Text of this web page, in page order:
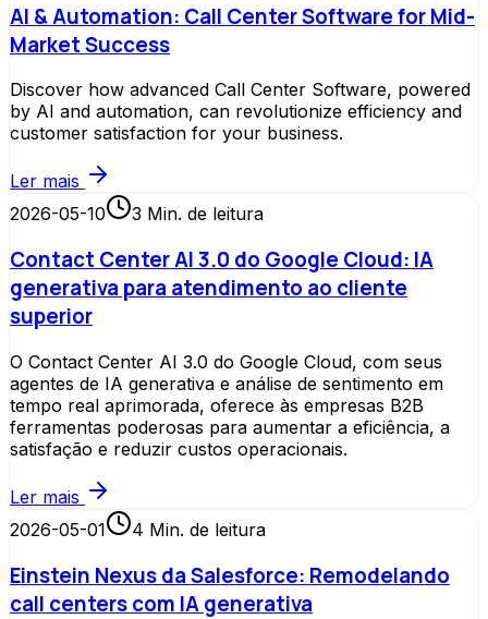
AI & Automation: Call Center Software for Mid-
Market Success
Discover how advanced Call Center Software, powered
by AI and automation, can revolutionize efficiency and
customer satisfaction for your business.
Ler mais
2026-05-10
3 Min. de leitura
Contact Center AI 3.0 do Google Cloud: IA
generativa para atendimento ao cliente
superior
O Contact Center AI 3.0 do Google Cloud, com seus
agentes de IA generativa e análise de sentimento em
tempo real aprimorada, oferece às empresas B2B
ferramentas poderosas para aumentar a eficiência, a
satisfação e reduzir custos operacionais.
Ler mais
2026-05-01
4 Min. de leitura
Einstein Nexus da Salesforce: Remodelando
call centers com IA generativa